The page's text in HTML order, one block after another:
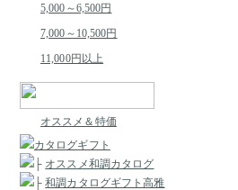
5,000～6,500円
7,000～10,500円
11,000円以上
オススメ＆特価
カタログギフト
├ オススメ和調カタログ
├和調カタログギフト高雅